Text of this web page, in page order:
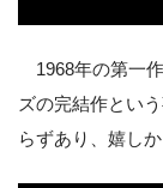
1968年の第一
ズの完結作とい
らずあり、嬉しか